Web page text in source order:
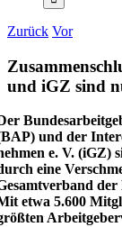
Zurück Vor
und iGZ sind
und der
e. V. (iGZ)
eine
der
etwa 5.600